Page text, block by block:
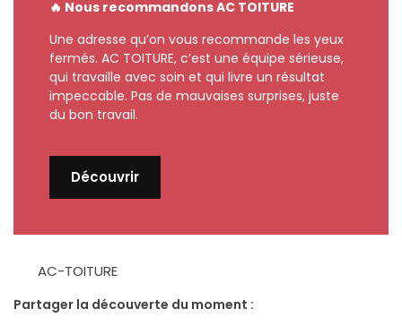
🔥 Nous recommandons AC TOITURE
Une adresse qu’on vous recommande les yeux
fermés. AC TOITURE, c’est une équipe sérieuse,
qui travaille avec soin et qui livre un résultat
impeccable. Pas de mauvaises surprises, juste
du bon travail.
Découvrir
AC-TOITURE
Partager la découverte du moment :